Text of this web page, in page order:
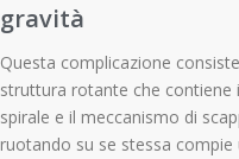
gravità
Questa complicazione
struttura rotante che contiene
spirale e il meccanismo di
ruotando su se stessa